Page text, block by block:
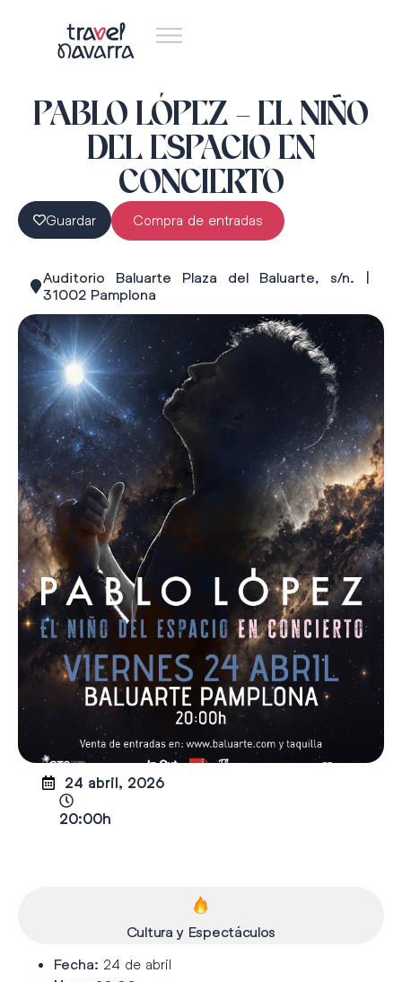
PABLO LÓPEZ – EL NIÑO
DEL ESPACIO EN
CONCIERTO
Guardar Compra de entradas
Auditorio Baluarte Plaza del Baluarte, s/n. |
31002 Pamplona
24 abril, 2026
20:00h
Cultura y Espectáculos
Fecha: 24 de abril